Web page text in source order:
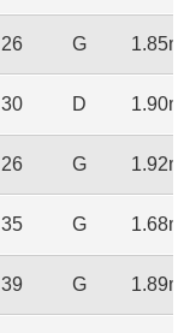
26 G 1.85m
30 D 1.90m
26 G 1.92m
35 G 1.68m
39 G 1.89m